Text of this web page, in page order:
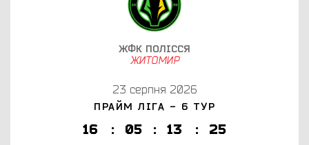
ЖФК ПОЛІССЯ
ЖИТОМИР
23 серпня 2026
ПРАЙМ ЛІГА - 6 ТУР
16 : 05 : 13 : 25